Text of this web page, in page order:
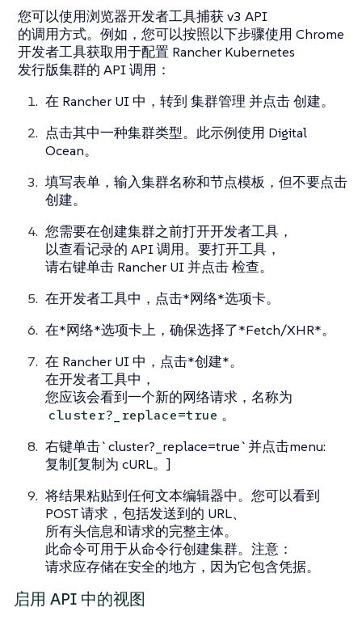
您可以使用浏览器开发者工具捕获 v3 API
的调用方式。例如，您可以按照以下步骤使用 Chrome
开发者工具获取用于配置 Rancher Kubernetes
发行版集群的 API 调用：
在 Rancher UI 中，转到 集群管理 并点击创建。
点击其中一种集群类型。此示例使用 Digital
Ocean。
填写表单，输入集群名称和节点模板，但不要点击
创建。
您需要在创建集群之前打开开发者工具，
以查看记录的 API 调用。要打开工具，
请右键单击 Rancher UI 并点击检查。
在开发者工具中，点击*网络*选项卡。
在*网络*选项卡上，确保选择了*Fetch/XHR*。
在 Rancher UI 中，点击*创建*。
在开发者工具中，
您应该会看到一个新的网络请求，名称为
cluster?_replace=true 。
右键单击`cluster?_replace=true`并点击menu:
复制[复制为 cURL。]
将结果粘贴到任何文本编辑器中。您可以看到
POST 请求，包括发送到的 URL、
所有头信息和请求的完整主体。
此命令可用于从命令行创建集群。注意：
请求应存储在安全的地方，因为它包含凭据。
启用 API 中的视图